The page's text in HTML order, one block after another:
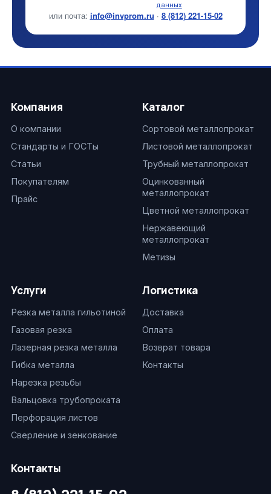
данных
или почта: info@invprom.ru · 8 (812) 221-15-02
Компания
О компании
Стандарты и ГОСТы
Статьи
Покупателям
Прайс
Каталог
Сортовой металлопрокат
Листовой металлопрокат
Трубный металлопрокат
Оцинкованный
металлопрокат
Цветной металлопрокат
Нержавеющий
металлопрокат
Метизы
Услуги
Резка металла гильотиной
Газовая резка
Лазерная резка металла
Гибка металла
Нарезка резьбы
Вальцовка трубопроката
Перфорация листов
Сверление и зенкование
Логистика
Доставка
Оплата
Возврат товара
Контакты
Контакты